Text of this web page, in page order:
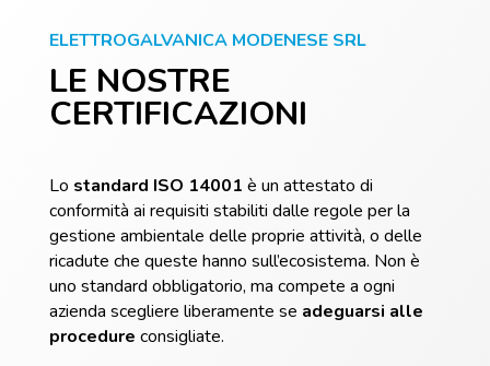
ELETTROGALVANICA MODENESE SRL
LE NOSTRE
CERTIFICAZIONI
Lo standard ISO 14001 è un attestato di
conformità ai requisiti stabiliti dalle regole per la
gestione ambientale delle proprie attività, o delle
ricadute che queste hanno sull’ecosistema. Non è
uno standard obbligatorio, ma compete a ogni
azienda scegliere liberamente se adeguarsi alle
procedure consigliate.